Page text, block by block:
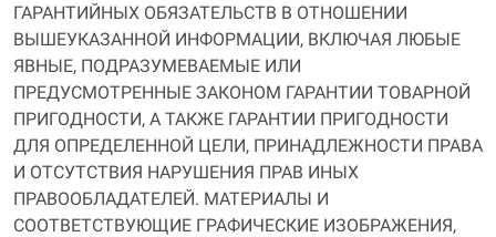
ГАРАНТИЙНЫХ ОБЯЗАТЕЛЬСТВ В ОТНОШЕНИИ
ВЫШЕУКАЗАННОЙ ИНФОРМАЦИИ, ВКЛЮЧАЯ ЛЮБЫЕ
ЯВНЫЕ, ПОДРАЗУМЕВАЕМЫЕ ИЛИ
ПРЕДУСМОТРЕННЫЕ ЗАКОНОМ ГАРАНТИИ ТОВАРНОЙ
ПРИГОДНОСТИ, А ТАКЖЕ ГАРАНТИИ ПРИГОДНОСТИ
ДЛЯ ОПРЕДЕЛЕННОЙ ЦЕЛИ, ПРИНАДЛЕЖНОСТИ ПРАВА
И ОТСУТСТВИЯ НАРУШЕНИЯ ПРАВ ИНЫХ
ПРАВООБЛАДАТЕЛЕЙ. МАТЕРИАЛЫ И
СООТВЕТСТВУЮЩИЕ ГРАФИЧЕСКИЕ ИЗОБРАЖЕНИЯ,